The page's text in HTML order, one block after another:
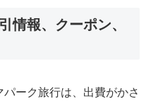
情報、クーポン、
ーク旅行は、出費がかさ